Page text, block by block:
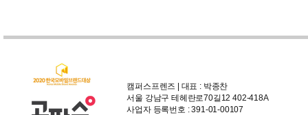
캠퍼스프렌즈 | 대표 : 박종찬
서울 강남구 테헤란로70길12 402-418A
사업자 등록번호 : 391-01-00107